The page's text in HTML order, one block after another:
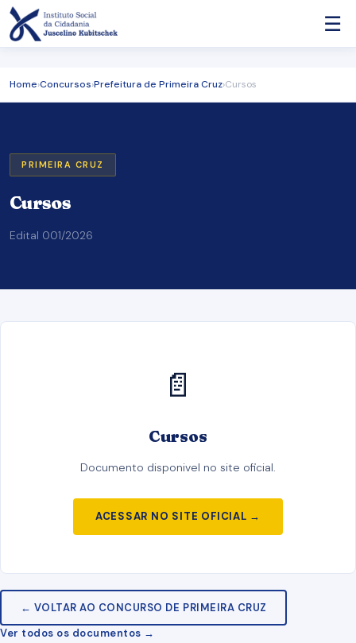
☰
Home›Concursos›Prefeitura de Primeira Cruz›Cursos
PRIMEIRA CRUZ
Cursos
Edital 001/2026
📄
Cursos
Documento disponivel no site oficial.
ACESSAR NO SITE OFICIAL →
← VOLTAR AO CONCURSO DE PRIMEIRA CRUZ
Ver todos os documentos →